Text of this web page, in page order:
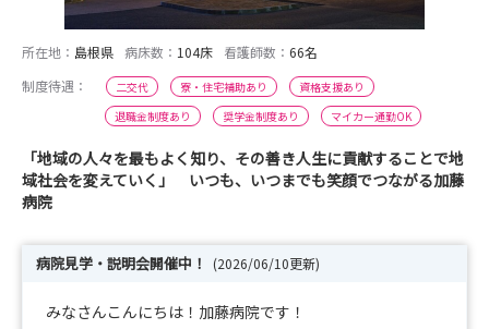
所在地： 島根県 病床数： 104床 看護師数： 66名
制度待遇：
二交代 寮・住宅補助あり
資格支援あり
退職金制度あり
奨学金制度あり マイカー通勤OK
「地域の人々を最もよく知り、その善き人生に貢献することで地
域社会を変えていく」 いつも、いつまでも笑顔でつながる加藤
病院
病院見学・説明会開催中！ (2026/06/10更新)
みなさんこんにちは！加藤病院です！